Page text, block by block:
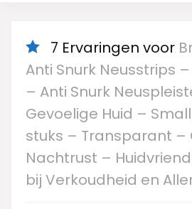
7 Ervaringen voor
Anti Snurk Neusstrips
– Anti Snurk
Gevoelige Huid –
stuks – Transparant –
Nachtrust –
bij Verkoudheid en